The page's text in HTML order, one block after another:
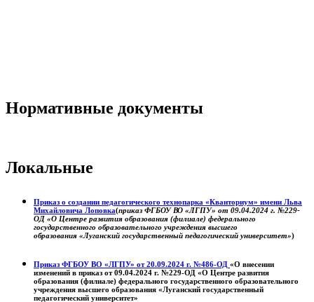
Нормативные документы
Локальные
Приказ о создании педагогического технопарка «Кванториум» имени Льва
Михайловича Лоповка(приказ ФГБОУ ВО «ЛГПУ» от 09.04.2024 г. №229-
ОД «О Центре развития образования (филиале) федерального
государственного образовательного учреждения высшего
образования «Луганский государственный педагогический университет»)
Приказ ФГБОУ ВО «ЛГПУ» от 20.09.2024 г. №486-ОД «О внесении
изменений в приказ от 09.04.2024 г. №229-ОД «О Центре развития
образования (филиале) федерального государственного образовательного
учреждения высшего образования «Луганский государственный
педагогический университет»